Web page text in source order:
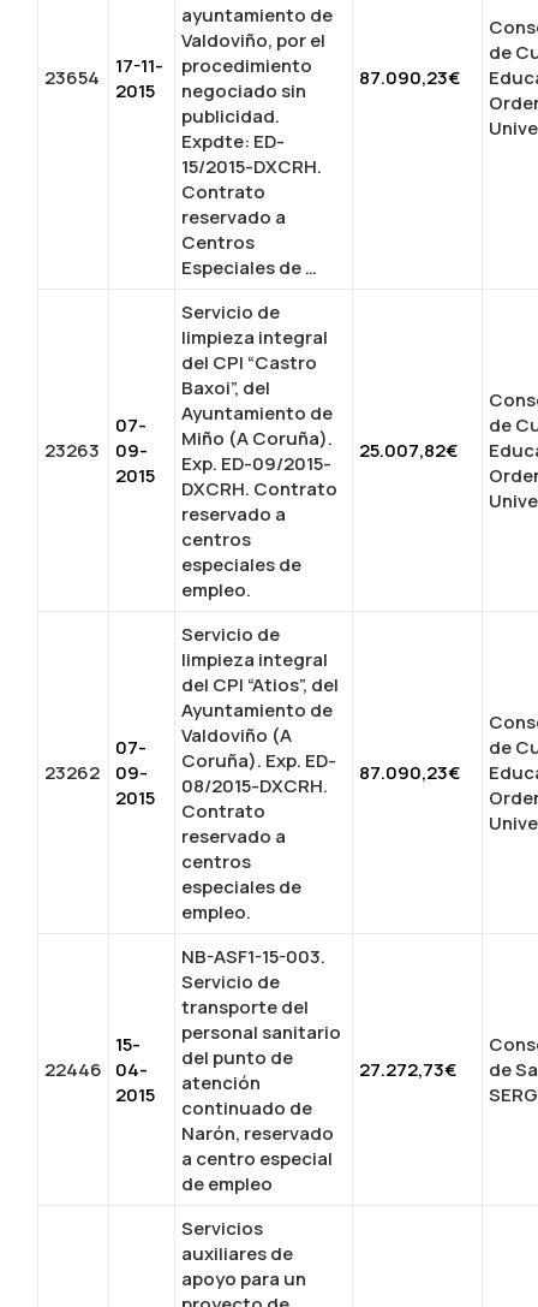
23654
17-11-
2015
ayuntamiento de
Valdoviño, por el
procedimiento
negociado sin
publicidad.
Expdte: ED-
15/2015-DXCRH.
Contrato
reservado a
Centros
Especiales de …
87.090,23€
de
23263
07-
09-
2015
Servicio de
limpieza integral
del CPI “Castro
Baxoi”, del
Ayuntamiento de
Miño (A Coruña).
Exp. ED-09/2015-
DXCRH. Contrato
reservado a
centros
especiales de
empleo.
25.007,82€
de
23262
07-
09-
2015
Servicio de
limpieza integral
del CPI “Atios”, del
Ayuntamiento de
Valdoviño (A
Coruña). Exp. ED-
08/2015-DXCRH.
Contrato
reservado a
centros
especiales de
empleo.
87.090,23€
de
22446
15-
04-
2015
NB-ASF1-15-003.
Servicio de
transporte del
personal sanitario
del punto de
atención
continuado de
Narón, reservado
a centro especial
de empleo
27.272,73€
de
Servicios
auxiliares de
apoyo para un